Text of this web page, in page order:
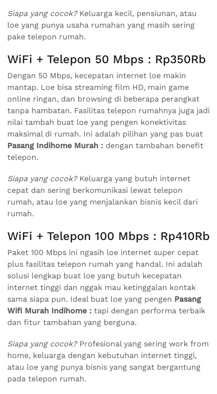
Siapa yang cocok?Keluarga kecil, pensiunan, atau
loe yang punya usaha rumahan yang masih sering
pake telepon rumah.
WiFi + Telepon 50 Mbps : Rp350Rb
Dengan 50 Mbps, kecepatan internet loe makin
mantap. Loe bisa streaming film HD, main game
online ringan, dan browsing di beberapa perangkat
tanpa hambatan. Fasilitas telepon rumahnya juga jadi
nilai tambah buat loe yang pengen konektivitas
maksimal di rumah. Ini adalah pilihan yang pas buat
Pasang Indihome Murah : dengan tambahan benefit
telepon.
Siapa yang cocok?Keluarga yang butuh internet
cepat dan sering berkomunikasi lewat telepon
rumah, atau loe yang menjalankan bisnis kecil dari
rumah.
WiFi + Telepon 100 Mbps : Rp410Rb
Paket 100 Mbps ini ngasih loe internet super cepat
plus fasilitas telepon rumah yang handal. Ini adalah
solusi lengkap buat loe yang butuh kecepatan
internet tinggi dan nggak mau ketinggalan kontak
sama siapa pun. Ideal buat loe yang pengen Pasang
Wifi Murah Indihome : tapi dengan performa terbaik
dan fitur tambahan yang berguna.
Siapa yang cocok?Profesional yang sering work from
home, keluarga dengan kebutuhan internet tinggi,
atau loe yang punya bisnis yang sangat bergantung
pada telepon rumah.